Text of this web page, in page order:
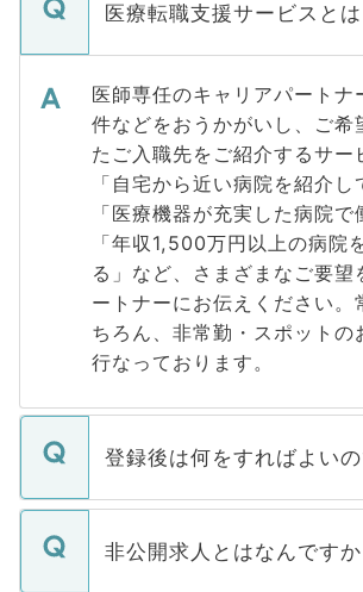
医療転職支援サービスとは
医師専任のキャリアパートナ
件などをおうかがいし、ご希
たご入職先をご紹介するサー
「自宅から近い病院を紹介し
「医療機器が充実した病院で
「年収1,500万円以上の病院
る」など、さまざまなご要望
ートナーにお伝えください。
ちろん、非常勤・スポットの
行なっております。
登録後は何をすればよい
ご登録いただきましたら、弊
登録内容を確認し、その後メ
非公開求人とはなんですか